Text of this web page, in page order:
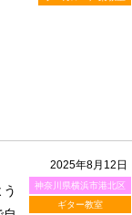
2025年8月12日
神奈川県横浜市港北区
ギター教室